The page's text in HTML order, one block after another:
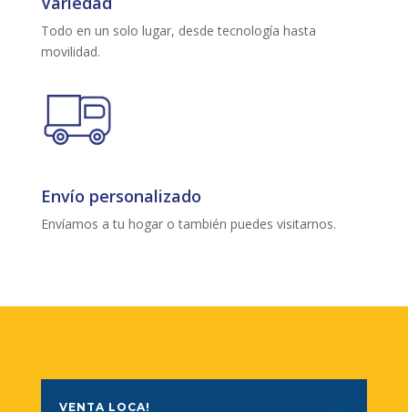
Todo en un solo lugar, desde tecnología hasta
movilidad.
Envío personalizado
Envíamos a tu hogar o también puedes visitarnos.
VENTA LOCA!